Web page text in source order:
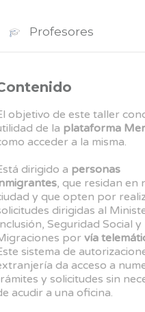
Profesores
objetivo de este taller
de la plataforma
acceder a la misma.
dirigido a personas
, que residan en
y que opten por
dirigidas al
Seguridad Social y
porvía
sistema de
da acceso a
y solicitudes sin
acudir a una oficina.